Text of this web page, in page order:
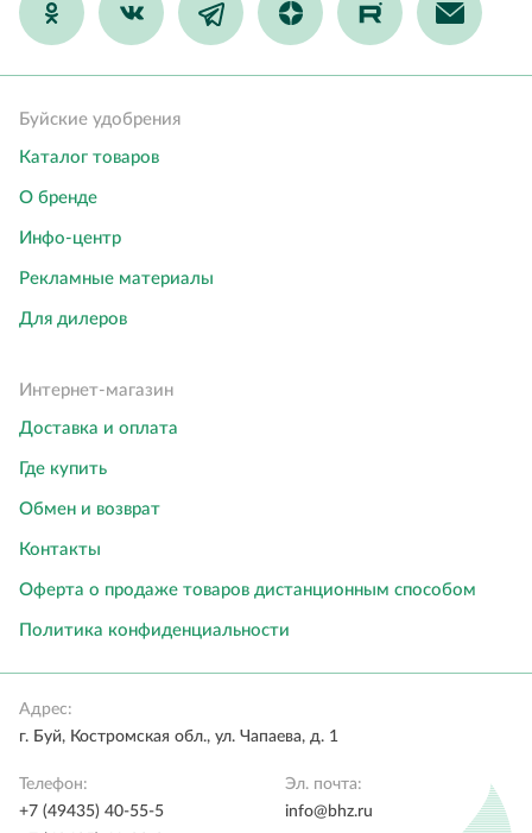
Буйские удобрения
Каталог товаров
О бренде
Инфо-центр
Рекламные материалы
Для дилеров
Интернет-магазин
Доставка и оплата
Где купить
Обмен и возврат
Контакты
Оферта о продаже товаров дистанционным способом
Политика конфиденциальности
Адрес:
г. Буй, Костромская обл., ул. Чапаева, д. 1
Телефон:
+7 (49435) 40-55-5
Эл. почта:
info@bhz.ru